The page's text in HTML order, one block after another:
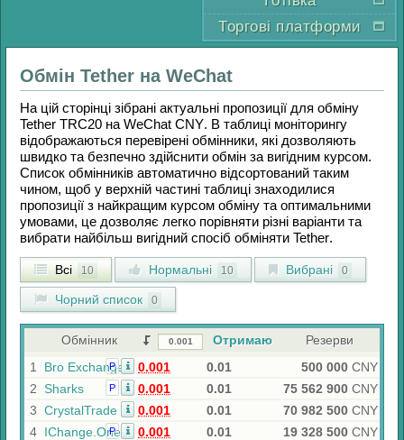
Торгові платформи
Обмін Tether на WeChat
На цій сторінці зібрані актуальні пропозиції для обміну
Tether TRC20 на WeChat CNY. В таблиці моніторингу
відображаються перевірені обмінники, які дозволяють
швидко та безпечно здійснити обмін за вигідним курсом.
Список обмінників автоматично відсортований таким
чином, щоб у верхній частині таблиці знаходилися
пропозиції з найкращим курсом обміну та оптимальними
умовами, це дозволяє легко порівняти різні варіанти та
вибрати найбільш вигідний спосіб обміняти Tether.
Всі 10 Нормальні 10 Вибрані 0
Чорний список 0
Обмінник Отримаю
Резерви
1
Bro Exchange
Р 0.001 0.01 500 000 CNY
2 Sharks Р 0.001 0.01 75 562 900 CNY
3 CrystalTrade 0.001 0.01 70 982 500 CNY
4 IChange.One
Р 0.001 0.01 19 328 500 CNY